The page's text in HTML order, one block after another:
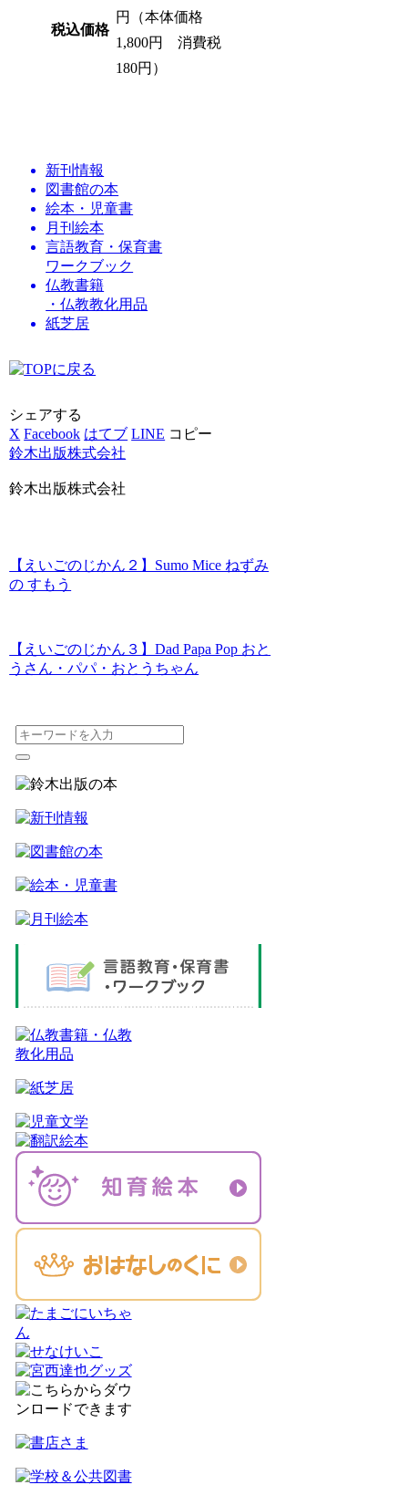
税込価格
円（本体価格
1,800円 消費税
180円）
新刊情報
図書館の本
絵本・児童書
月刊絵本
言語教育・保育書
ワークブック
仏教書籍
・仏教教化用品
紙芝居
シェアする
X Facebook はてブ LINE コピー
鈴木出版株式会社
鈴木出版株式会社
【えいごのじかん２】Sumo Mice ねずみ
の すもう
【えいごのじかん３】Dad Papa Pop おと
うさん・パパ・おとうちゃん